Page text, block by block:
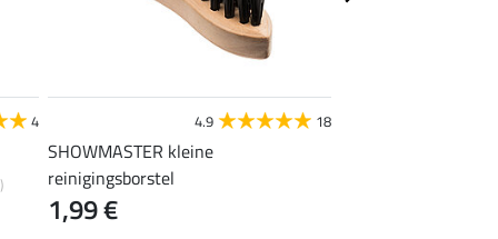
4 4.9 18
SHOWMASTER kleine
reinigingsborstel
1,99 €